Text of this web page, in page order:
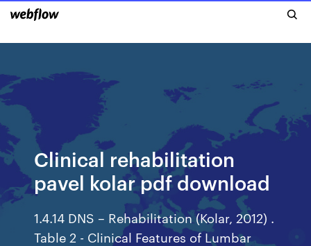
Clinical rehabilitation
pavel kolar pdf download
1.4.14 DNS – Rehabilitation (Kolar, 2012) .
Table 2 - Clinical Features of Lumbar